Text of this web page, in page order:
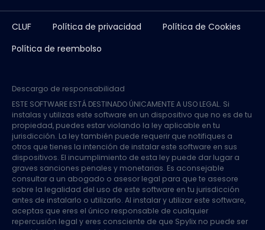
CLUF Política de privacidad
Política de Cookies
Política de reembolso
Descargo de responsabilidad
ESTE SOFTWARE ESTÁ DESTINADO ÚNICAMENTE A USO LEGAL. Si
instalas y utilizas este software en un dispositivo que no es de tu
propiedad, puedes estar violando la ley aplicable en tu
jurisdicción. La ley también puede requerir que notifiques a
otros que tienes la intención de instalar este software en sus
dispositivos. El incumplimiento de esta ley puede dar lugar a
graves sanciones penales y monetarias. Es aconsejable
consultar a un abogado o asesor legal para que te asesore
sobre la legalidad del uso de este software en tu jurisdicción
antes de instalarlo o utilizarlo. Al instalar y utilizar este software,
aceptas que eres el único responsable de cualquier
repercusión legal y eres consciente de que Spylix no puede ser